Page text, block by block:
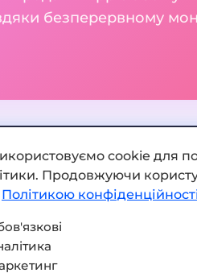
безперервному
cookie для
Продовжуючи
Політикою